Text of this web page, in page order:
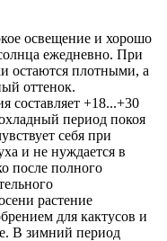
освещение и хорошо
ежедневно. При
остаются плотными, а
оттенок.
составляет +18...+30
период покоя
себя при
и не нуждается в
после полного
растение
для кактусов и
В зимний период